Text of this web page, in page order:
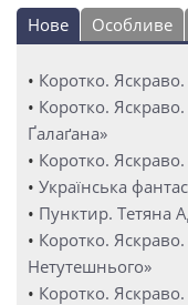
Нове Особливе
• Коротко.
• Коротко.
Ґалаґана»
• Коротко.
• Українська
• Пунктир. Тетяна
• Коротко.
Нетутешнього»
• Коротко.